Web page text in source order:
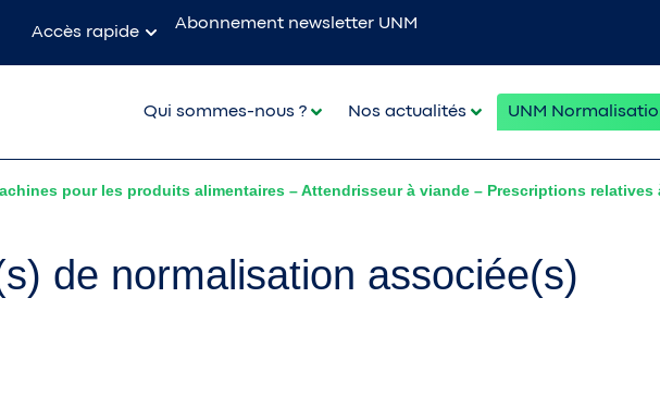
Accès rapide
Abonnement newsletter UNM
Qui sommes-nous ? Nos actualités UNM
pour les produits alimentaires – Attendrisseur à viande – Prescriptions relatives
de normalisation associée(s)